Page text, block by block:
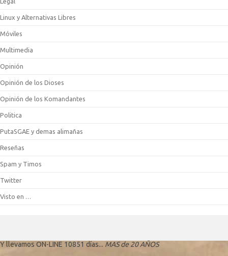
Linux y Alternativas Libres
Móviles
Multimedia
Opinión
Opinión de los Dioses
Opinión de los Komandantes
Politica
PutaSGAE y demas alimañas
Reseñas
Spam y Timos
Twitter
Visto en …
Y llevamos ON-LINE 10851 días... MAS de 20 AÑOS